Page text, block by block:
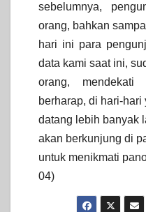
sebelumnya,
orang, bahkan
hari ini para
data kami saat ini,
orang, mendekati
berharap, di hari-hari
datang lebih banyak
akan berkunjung di
untuk menikmati
04)